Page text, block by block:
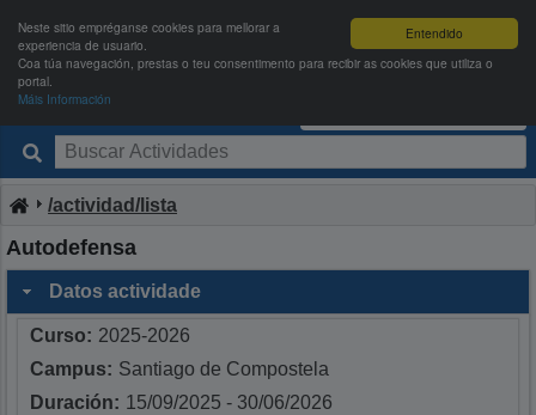
Entendido
Neste sitio empréganse cookies para mellorar a
experiencia de usuario.
Coa túa navegación, prestas o teu consentimento para recibir as cookies que utiliza o
portal.
Máis InformaciónDeportes USC
/actividad/lista
Autodefensa
Datos actividade
Curso: 2025-2026
Campus: Santiago de Compostela
Duración: 15/09/2025 - 30/06/2026